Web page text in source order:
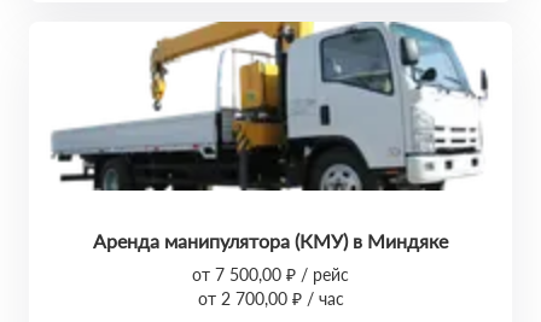
Аренда манипулятора (КМУ) в Миндяке
от 7 500,00 ₽ / рейс
от 2 700,00 ₽ / час